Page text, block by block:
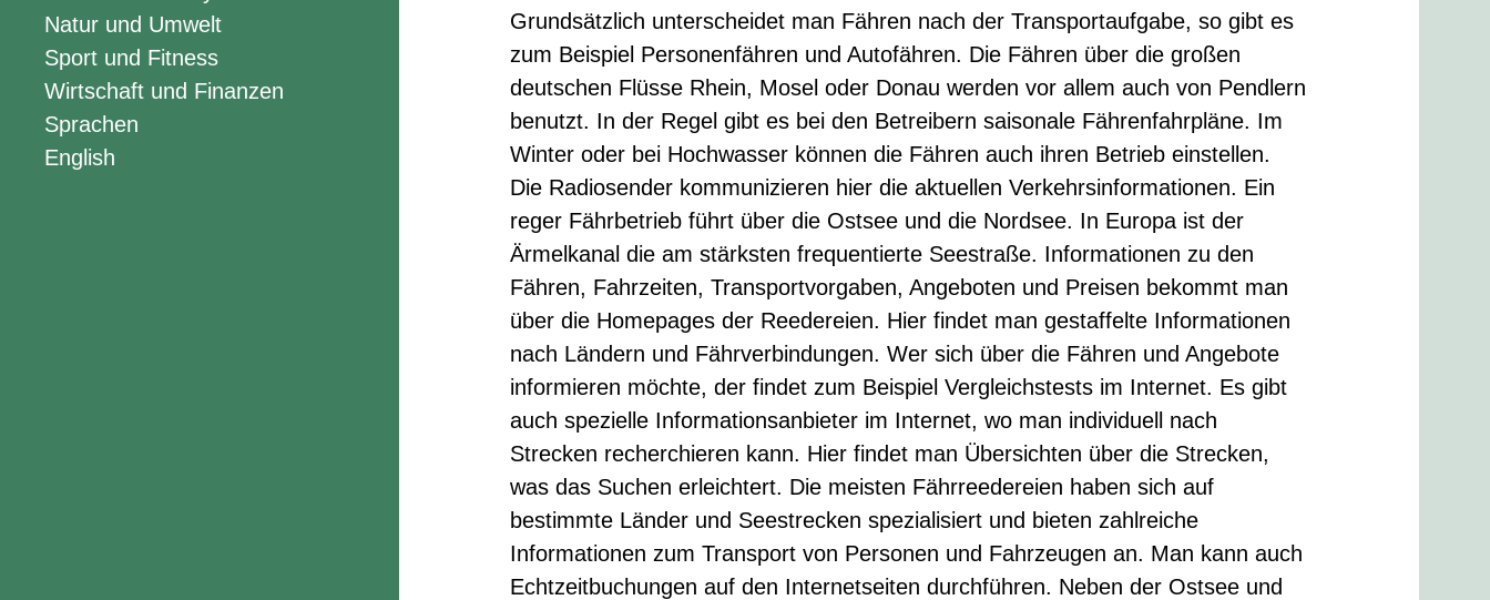
Natur und Umwelt
Sport und Fitness
Wirtschaft und Finanzen
Sprachen
English
Grundsätzlich unterscheidet man Fähren nach der Transportaufgabe, so gibt es
zum Beispiel Personenfähren und Autofähren. Die Fähren über die großen
deutschen Flüsse Rhein, Mosel oder Donau werden vor allem auch von Pendlern
benutzt. In der Regel gibt es bei den Betreibern saisonale Fährenfahrpläne. Im
Winter oder bei Hochwasser können die Fähren auch ihren Betrieb einstellen.
Die Radiosender kommunizieren hier die aktuellen Verkehrsinformationen. Ein
reger Fährbetrieb führt über die Ostsee und die Nordsee. In Europa ist der
Ärmelkanal die am stärksten frequentierte Seestraße. Informationen zu den
Fähren, Fahrzeiten, Transportvorgaben, Angeboten und Preisen bekommt man
über die Homepages der Reedereien. Hier findet man gestaffelte Informationen
nach Ländern und Fährverbindungen. Wer sich über die Fähren und Angebote
informieren möchte, der findet zum Beispiel Vergleichstests im Internet. Es gibt
auch spezielle Informationsanbieter im Internet, wo man individuell nach
Strecken recherchieren kann. Hier findet man Übersichten über die Strecken,
was das Suchen erleichtert. Die meisten Fährreedereien haben sich auf
bestimmte Länder und Seestrecken spezialisiert und bieten zahlreiche
Informationen zum Transport von Personen und Fahrzeugen an. Man kann auch
Echtzeitbuchungen auf den Internetseiten durchführen. Neben der Ostsee und